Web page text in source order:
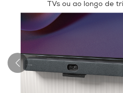
TVs ou ao longo de